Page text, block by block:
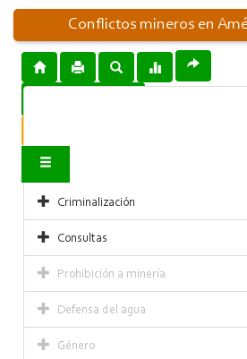
Conflictos mineros en
Criminalización
Consultas
Prohibición a minería
Defensa del agua
Género